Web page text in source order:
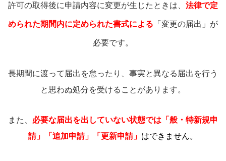
許可の取得後に申請内容に変更が生じたときは、 法律で定
められた期間内に定められた書式による 「変更の届出」が
必要です。
長期間に渡って届出を怠ったり、事実と異なる届出を行う
と思わぬ処分を受けることがあります。
また、 必要な届出を出していない状態では「般・特新規申
請」「追加申請」「更新申請」 はできません。